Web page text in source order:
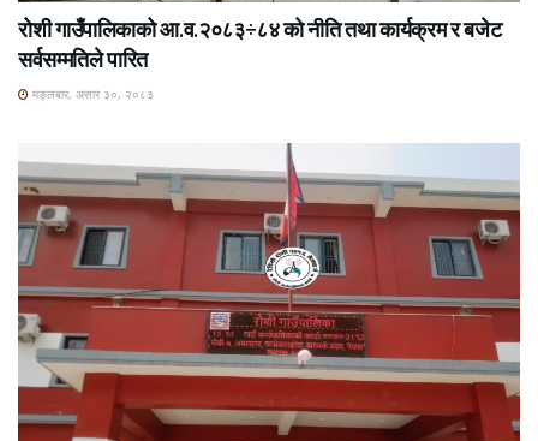
रोशी गाउँपालिकाको आ.व.२०८३÷८४ को नीति तथा कार्यक्रम र बजेट
सर्वसम्मतिले पारित
मङ्लबार, असार ३०, २०८३